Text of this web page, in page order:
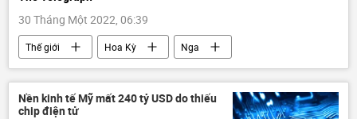
30 Tháng Một 2022, 06:39
Thế giới Hoa Kỳ
Nga
xung đột
NATO Báo chí thế giới
Nền kinh tế Mỹ mất 240 tỷ USD do thiếu
chip điện tử